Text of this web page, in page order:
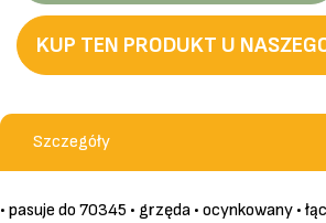
KUP TEN PRODUKT U
Szczegóły
• pasuje do 70345 • grzęda • ocynkowany •